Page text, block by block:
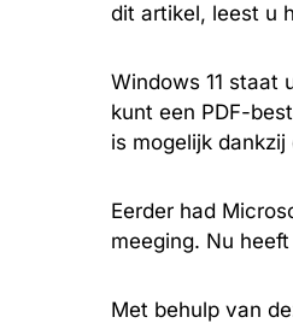
dit artikel, leest u
Windows 11 staat
kunt een PDF-
is mogelijk
Eerder had
meeging. Nu
Met behulp van